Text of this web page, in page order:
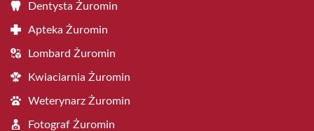
Dentysta Żuromin
Apteka Żuromin
Lombard Żuromin
Kwiaciarnia Żuromin
Weterynarz Żuromin
Fotograf Żuromin